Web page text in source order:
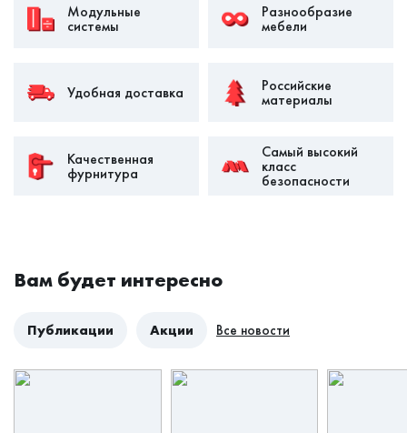
Модульные
системы
Разнообразие
мебели
Удобная доставка Российские
материалы
Качественная
фурнитура
Самый высокий
класс
безопасности
Вам будет интересно
Публикации Акции Все новости